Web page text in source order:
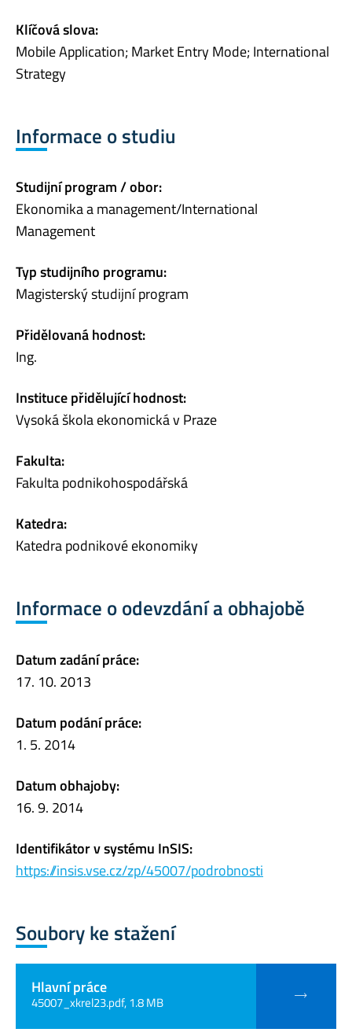
Klíčová slova:
Mobile Application; Market Entry Mode; International
Strategy
Informace o studiu
Studijní program / obor:
Ekonomika a management/International
Management
Typ studijního programu:
Magisterský studijní program
Přidělovaná hodnost:
Ing.
Instituce přidělující hodnost:
Vysoká škola ekonomická v Praze
Fakulta:
Fakulta podnikohospodářská
Katedra:
Katedra podnikové ekonomiky
Informace o odevzdání a obhajobě
Datum zadání práce:
17. 10. 2013
Datum podání práce:
1. 5. 2014
Datum obhajoby:
16. 9. 2014
Identifikátor v systému InSIS:
https://insis.vse.cz/zp/45007/podrobnosti
Soubory ke stažení
Hlavní práce
45007_xkrel23.pdf, 1.8 MB